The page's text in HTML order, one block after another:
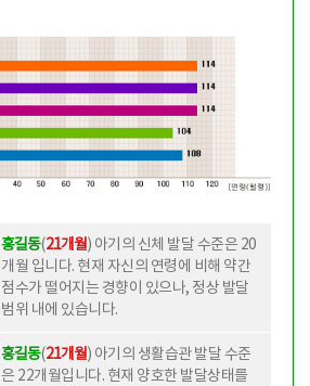
홍길동(21개월) 아기의 신체 발달 수준은 20
개월 입니다. 현재 자신의 연령에 비해 약간
점수가 떨어지는 경향이 있으나, 정상 발달
범위 내에 있습니다.
홍길동(21개월) 아기의 생활습관 발달 수준
은 22개월입니다. 현재 양호한 발달상태를